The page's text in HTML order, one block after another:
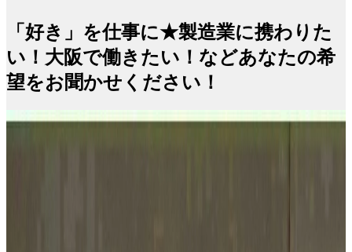
「好き」を仕事に★製造業に携わりた
い！大阪で働きたい！などあなたの希
望をお聞かせください！